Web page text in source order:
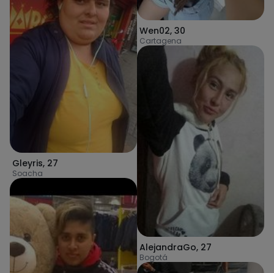
Gleyris, 27
Soacha
Wen02, 30
Cartagena
AlejandraGo, 27
Bogotá